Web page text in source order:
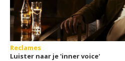
Reclames
Luister naar je 'inner voice'